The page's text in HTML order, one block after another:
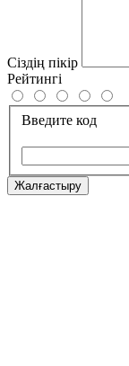
Сіздің пікір
Рейтингі
Введите код
Жалғастыру